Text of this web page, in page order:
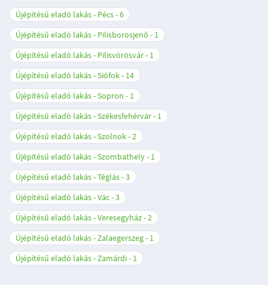
Újépítésű eladó lakás - Pécs 6
Újépítésű eladó lakás - Pilisborosjenő
1
Újépítésű eladó lakás - Pilisvörösvár
1
Újépítésű eladó lakás - Siófok
14
Újépítésű eladó lakás - Sopron
1
Újépítésű eladó lakás - Székesfehérvár
1
Újépítésű eladó lakás - Szolnok 2
Újépítésű eladó lakás - Szombathely
1
Újépítésű eladó lakás - Téglás 3
Újépítésű eladó lakás - Vác 3
Újépítésű eladó lakás - Veresegyház 2
Újépítésű eladó lakás - Zalaegerszeg
1
Újépítésű eladó lakás - Zamárdi
1